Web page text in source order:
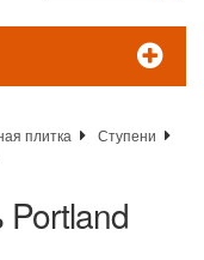
плитка Ступени
Portland